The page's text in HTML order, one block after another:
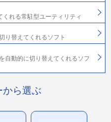
くれる常駐型ユーティリティ
り替えてくれるソフト
自動的に切り替えてくれるソフ
から選ぶ